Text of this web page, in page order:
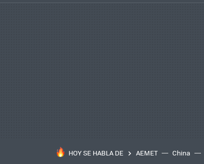
HOY SE HABLA DE AEMET China